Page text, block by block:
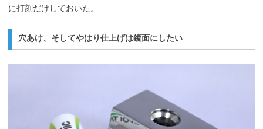
に打刻だけしておいた。
穴あけ、そしてやはり仕上げは鏡面にしたい